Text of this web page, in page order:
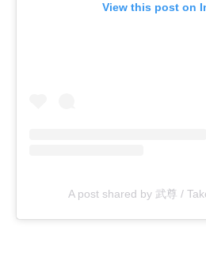
View this post on
A post shared by 武尊 /